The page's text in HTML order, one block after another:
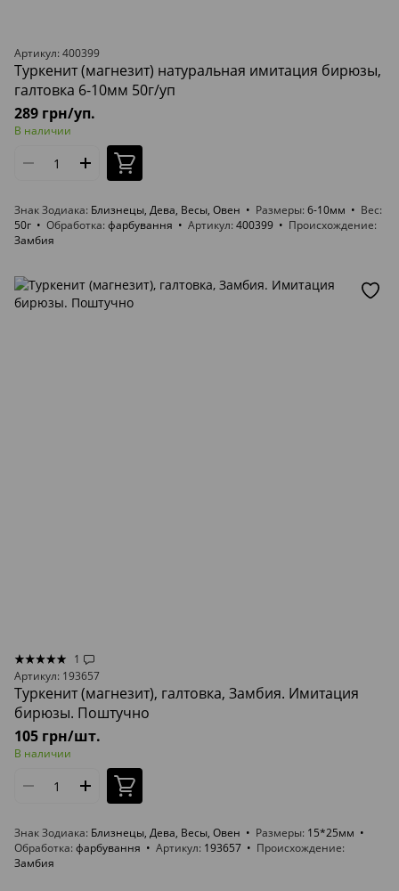
Артикул: 400399
Туркенит (магнезит) натуральная имитация бирюзы,
галтовка 6-10мм 50г/уп
289 грн/уп.
В наличии
Знак Зодиака Близнецы, Дева, Весы, Овен Размеры 6-10мм
Вес
50г
Обработка фарбування Артикул 400399
Происхождение
Замбия
1
Артикул: 193657
Туркенит (магнезит), галтовка, Замбия. Имитация
бирюзы. Поштучно
105 грн/шт.
В наличии
Знак Зодиака Близнецы, Дева, Весы, Овен Размеры 15*25мм
Обработка фарбування Артикул 193657
Происхождение
Замбия